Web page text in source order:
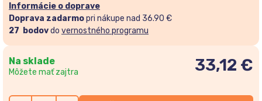
Informácie o doprave
Doprava zadarmopri nákupe nad 36.90 €
27 bodovdo vernostného programu
Na sklade
Môžete mať zajtra 33,12 €